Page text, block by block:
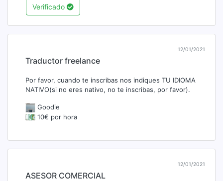
Verificado
12/01/2021
Traductor freelance
Por favor, cuando te inscribas nos indiques TU IDIOMA
NATIVO(si no eres nativo, no te inscribas, por favor).
Goodie
10€ por hora
12/01/2021
ASESOR COMERCIAL